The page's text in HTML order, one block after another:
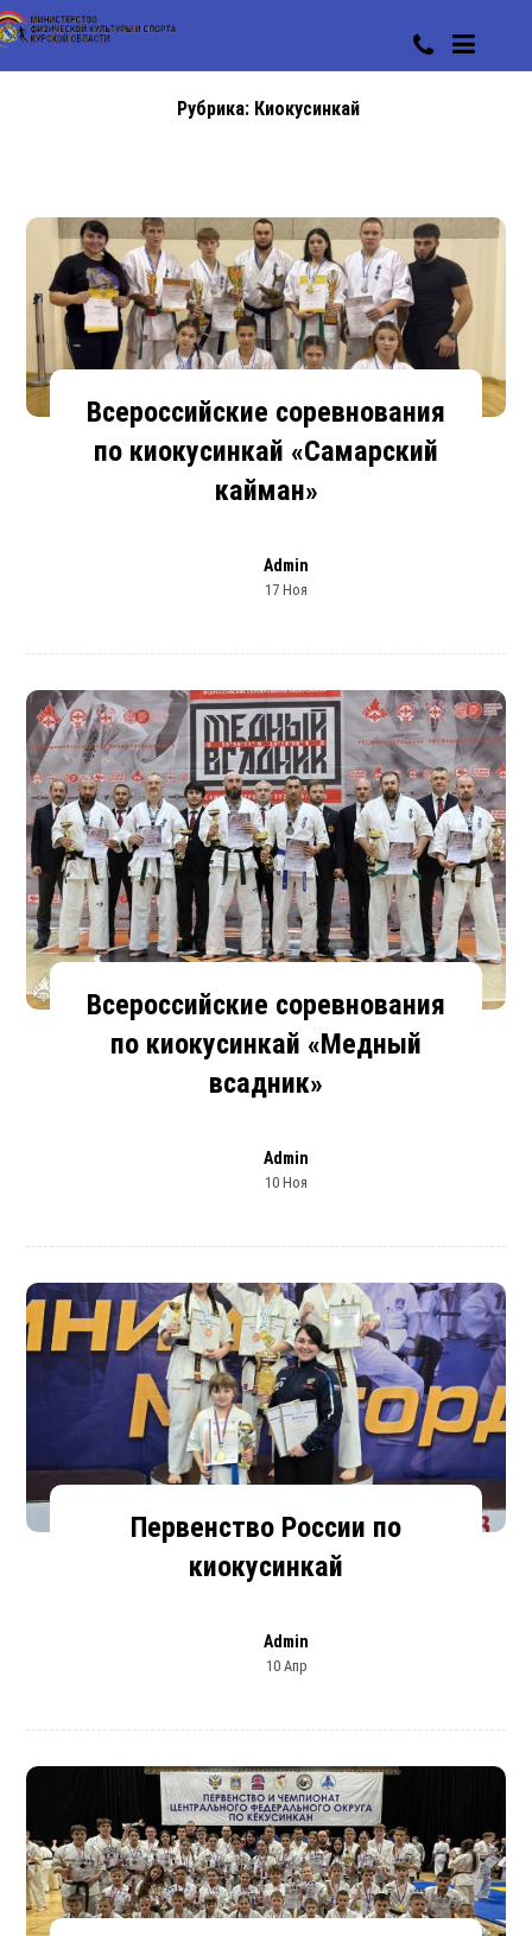
Рубрика: Киокусинкай
Всероссийские соревнования
по киокусинкай «Самарский
кайман»
Admin
17 Ноя
Всероссийские соревнования
по киокусинкай «Медный
всадник»
Admin
10 Ноя
Первенство России по
киокусинкай
Admin
10 Апр